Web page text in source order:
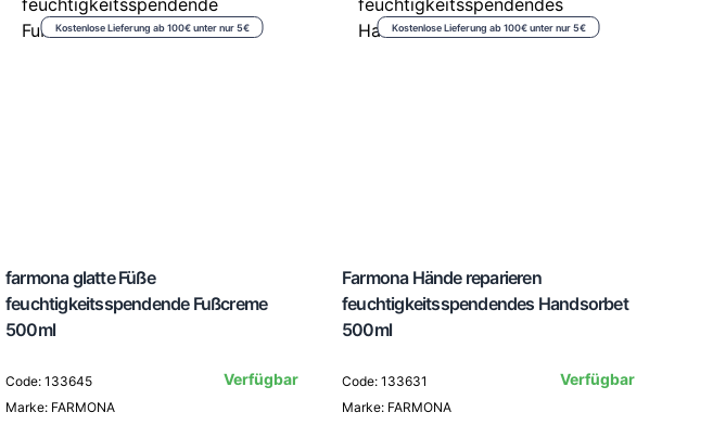
Kostenlose Lieferung ab 100€ unter nur 5€
farmona glatte Füße
feuchtigkeitsspendende Fußcreme
500ml
Code: 133645
Marke: FARMONA
Verfügbar
Kostenlose Lieferung ab 100€ unter nur 5€
Farmona Hände reparieren
feuchtigkeitsspendendes Handsorbet
500ml
Code: 133631
Marke: FARMONA
Verfügbar